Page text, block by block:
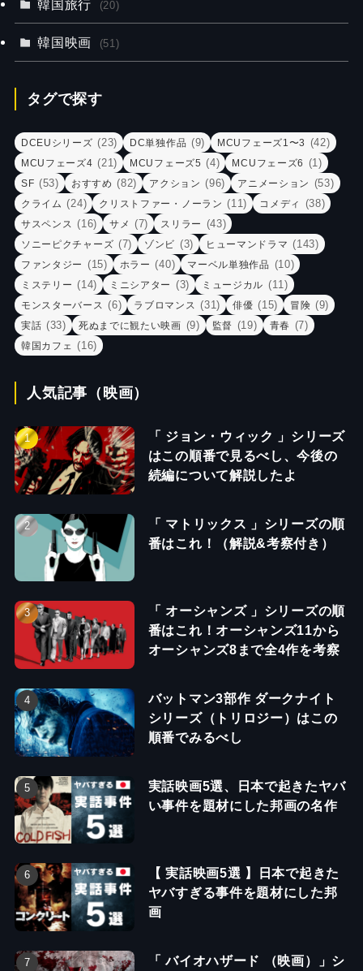
韓国旅行 (20)
韓国映画 (51)
タグで探す
DCEUシリーズ (23) DC単独作品 (9) MCUフェーズ1〜3 (42)
MCUフェーズ4 (21) MCUフェーズ5 (4) MCUフェーズ6 (1)
SF (53) おすすめ (82) アクション (96) アニメーション (53)
クライム (24) クリストファー・ノーラン (11) コメディ (38)
サスペンス (16) サメ (7) スリラー (43)
ソニーピクチャーズ (7) ゾンビ (3) ヒューマンドラマ (143)
ファンタジー (15) ホラー (40) マーベル単独作品 (10)
ミステリー (14) ミニシアター (3) ミュージカル (11)
モンスターバース (6) ラブロマンス (31) 俳優 (15) 冒険 (9)
実話 (33) 死ぬまでに観たい映画 (9) 監督 (19) 青春 (7)
韓国カフェ (16)
人気記事（映画）
「 ジョン・ウィック 」シリーズ
はこの順番で見るべし、今後の
続編について解説したよ
「 マトリックス 」シリーズの順
番はこれ！（解説&考察付き）
「 オーシャンズ 」シリーズの順
番はこれ！オーシャンズ11から
オーシャンズ8まで全4作を考察
バットマン3部作 ダークナイト
シリーズ（トリロジー）はこの
順番でみるべし
実話映画5選、日本で起きたヤバ
い事件を題材にした邦画の名作
【 実話映画5選 】日本で起きた
ヤバすぎる事件を題材にした邦
画
「 バイオハザード （映画）」シ